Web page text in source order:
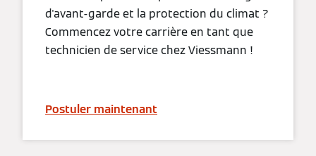
d'avant-garde et la protection du climat ?
Commencez votre carrière en tant que
technicien de service chez Viessmann !
Postuler maintenant